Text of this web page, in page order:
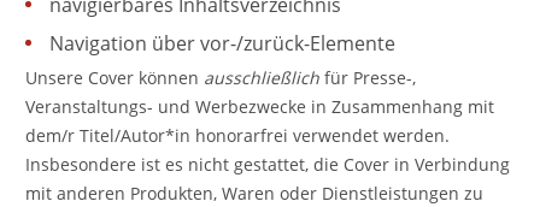
Navigation über vor-/zurück-Elemente
Unsere Cover können ausschließlichfür Presse-,
Veranstaltungs- und Werbezwecke in Zusammenhang mit
dem/r Titel/Autor*in honorarfrei verwendet werden.
Insbesondere ist es nicht gestattet, die Cover in Verbindung
mit anderen Produkten, Waren oder Dienstleistungen zu